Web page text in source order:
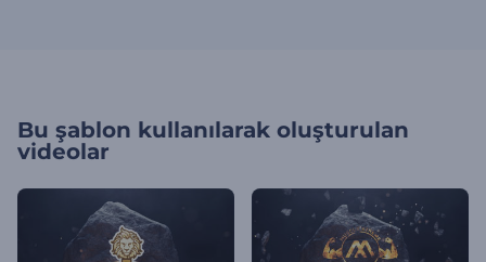
Bu şablon kullanılarak oluşturulan
videolar